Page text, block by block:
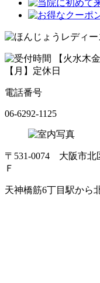
電話番号
06-6292-1125
〒531-0074 大阪市北
Ｆ
天神橋筋6丁目駅から